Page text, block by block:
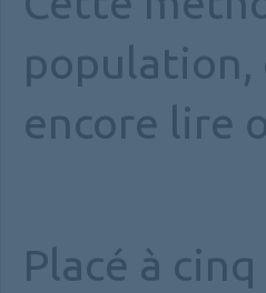
population,
encore lire
Placé à